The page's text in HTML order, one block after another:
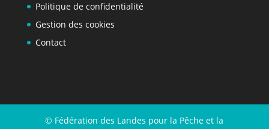
Politique de confidentialité
Gestion des cookies
Contact
© Fédération des Landes pour la Pêche et la